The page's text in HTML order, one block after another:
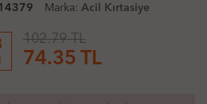
Marka: Acil Kırtasiye
102.79 TL
74.35 TL